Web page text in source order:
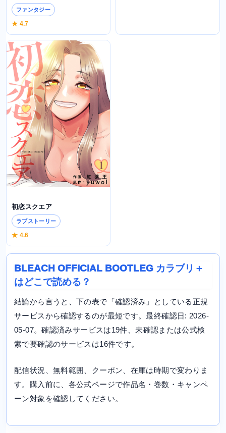
ファンタジー
★ 4.7
初恋スクエア
ラブストーリー
★ 4.6
BLEACH OFFICIAL BOOTLEG カラブリ＋
はどこで読める？
結論から言うと、下の表で「確認済み」としている正規
サービスから確認するのが最短です。最終確認日: 2026-
05-07。確認済みサービスは19件、未確認または公式検
索で要確認のサービスは16件です。
配信状況、無料範囲、クーポン、在庫は時期で変わりま
す。購入前に、各公式ページで作品名・巻数・キャンペ
ーン対象を確認してください。